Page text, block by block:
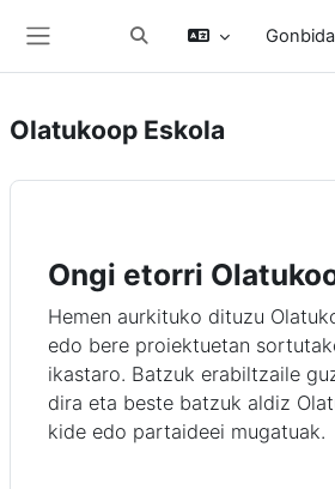
Aldatu bilaketa-eremua
Olatukoop Eskola
Ongi etorri
Hemen aurkituko dituzu
edo bere proiektuetan
ikastaro. Batzuk erabiltzaile
dira eta beste batzuk aldiz
kide edo partaideei mugatuak.